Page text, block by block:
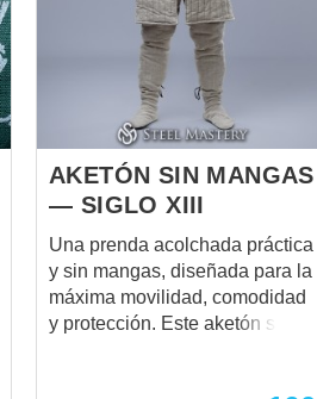
AKETÓN SIN MANGAS
— SIGLO XIII
Una prenda acolchada práctica
y sin mangas, diseñada para la
máxima movilidad, comodidad
y protección. Este aketón sin